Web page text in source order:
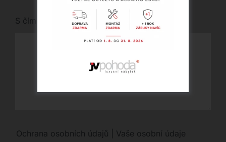
S čím vám můžeme pomoci?
Ochrana osobních údajů | Vaše osobní údaje